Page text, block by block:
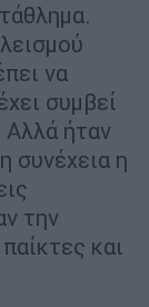
να
συμβεί
Αλλά ήταν
συνέχεια η
την
και